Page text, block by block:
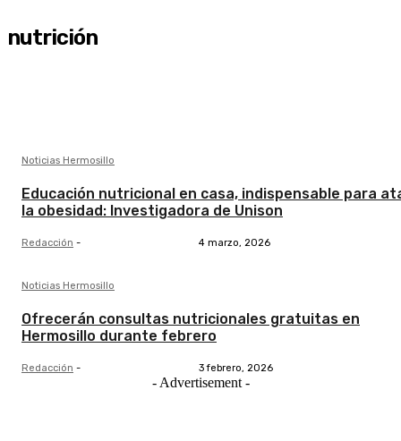
nutrición
Noticias Hermosillo
Educación nutricional en casa, indispensable para
la obesidad: Investigadora de Unison
Redacción - 4 marzo, 2026
Noticias Hermosillo
Ofrecerán consultas nutricionales gratuitas en
Hermosillo durante febrero
Redacción - 3 febrero, 2026
- Advertisement -